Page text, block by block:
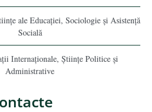
ale Educaţiei, Sociologie și Asistență
Socială
Internaţionale, Ştiinţe Politice şi
Administrative